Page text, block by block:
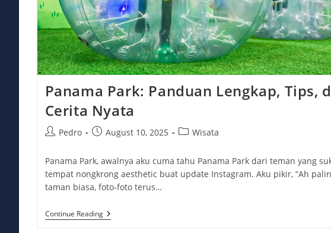
Panama Park: Panduan Lengkap, Tips,
Cerita Nyata
PostPedro
PostAugust 10, 2025
PostWisata
Panama Park, awalnya aku cuma tahu Panama Park dari teman yang
tempat nongkrong aesthetic buat update Instagram. Aku pikir, “Ah
taman biasa, foto-foto terus…
Continue ReadingPanama
Park: